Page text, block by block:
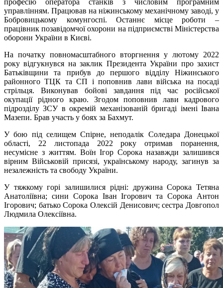
управлінням. Працював на ніжинському механічному заводі, у
Бобровицькому комунгоспі. Останнє місце роботи –
працівник позавідомчої охорони на підприємстві Міністерства
оборони України в Києві.
На початку повномасштабного вторгнення у лютому 2022
року відгукнувся на заклик Президента України про захист
Батьківщини та прибув до першого відділу Ніжинського
районного ТЦК та СП і поповнив лави війська на посаді
стрільця. Виконував бойові завдання під час російської
окупації рідного краю. Згодом поповнив лави кадрового
підрозділу ЗСУ в окремій механізованій бригаді імені Івана
Мазепи. Брав участь у боях за Бахмут.
У бою під селищем Спірне, неподалік Соледара Донецької
області, 22 листопада 2022 року отримав поранення,
несумісне з життям. Воїн Ігор Сорока назавжди залишився
вірним Військовій присязі, українському народу, загинув за
незалежність та свободу України.
У тяжкому горі залишилися рідні: дружина Сорока Тетяна
Анатоліївна; сини Сорока Іван Ігорович та Сорока Антон
Ігорович; батько Сорока Олексій Денисович; сестра Довгопол
Людмила Олексіївна.